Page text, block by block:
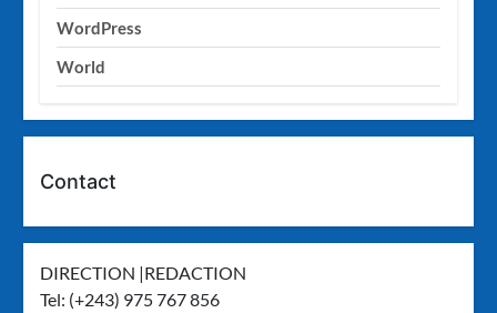
WordPress
World
Contact
DIRECTION |REDACTION
Tel: (+243) 975 767 856